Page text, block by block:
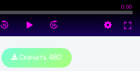
0:00
Скачать 480